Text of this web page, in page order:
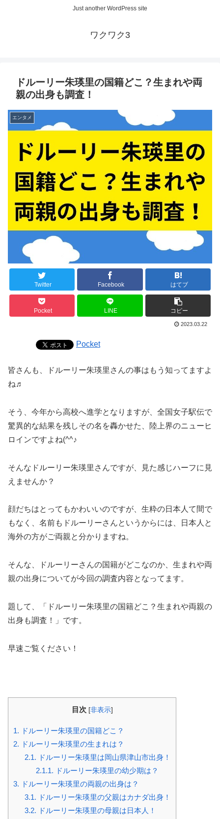
Just another WordPress site
ワクワク3
ドルーリー朱瑛里の国籍どこ？生まれや両
親の出身も調査！
エンタメ
Twitter Facebook はてブ
Pocket LINE コピー
2023.03.22
Pocket
皆さんも、ドルーリー朱瑛里さんの事はもう知ってますよ
ね♬
そう、今年から高校へ進学となりますが、全国女子駅伝で
驚異的な結果を残しその名を轟かせた、陸上界のニューヒ
ロインですよね(^^♪
そんなドルーリー朱瑛里さんですが、見た感じハーフに見
えませんか？
顔だちはとってもかわいいのですが、生粋の日本人て間で
もなく、名前もドルーリーさんというからには、日本人と
海外の方がご両親と分かりますね。
そんな、ドルーリーさんの国籍がどこなのか、生まれや両
親の出身についてが今回の調査内容となってます。
題して、「ドルーリー朱瑛里の国籍どこ？生まれや両親の
出身も調査！」です。
早速ご覧ください！
目次 [非表示]
1. ドルーリー朱瑛里の国籍どこ？
2. ドルーリー朱瑛里の生まれは？
2.1. ドルーリー朱瑛里は岡山県津山市出身！
2.1.1. ドルーリー朱瑛里の幼少期は？
3. ドルーリー朱瑛里の両親の出身は？
3.1. ドルーリー朱瑛里の父親はカナダ出身！
3.2. ドルーリー朱瑛里の母親は日本人！